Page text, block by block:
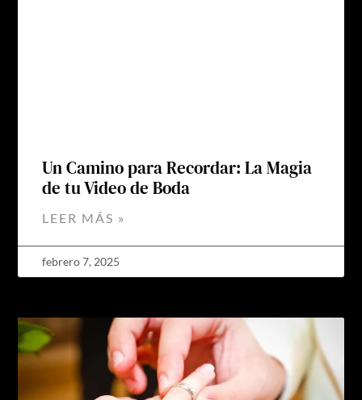
Un Camino para Recordar: La Magia
de tu Video de Boda
LEER MÁS »
febrero 7, 2025